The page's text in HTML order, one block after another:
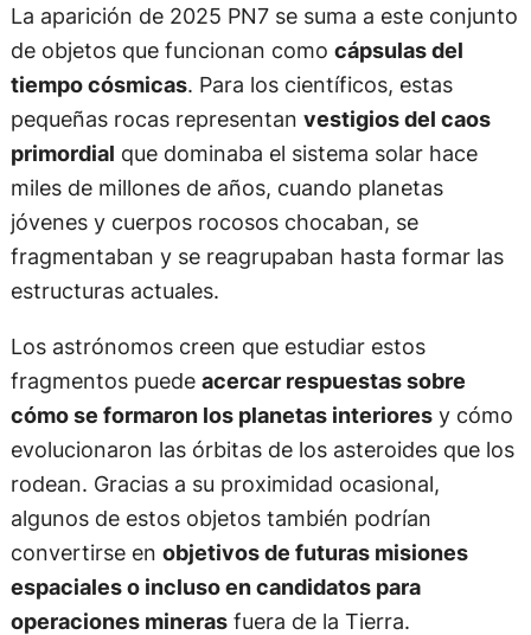
La aparición de 2025 PN7 se suma a este conjunto
de objetos que funcionan como cápsulas del
tiempo cósmicas. Para los científicos, estas
pequeñas rocas representan vestigios del caos
primordial que dominaba el sistema solar hace
miles de millones de años, cuando planetas
jóvenes y cuerpos rocosos chocaban, se
fragmentaban y se reagrupaban hasta formar las
estructuras actuales.
Los astrónomos creen que estudiar estos
fragmentos puede acercar respuestas sobre
cómo se formaron los planetas interioresy cómo
evolucionaron las órbitas de los asteroides que los
rodean. Gracias a su proximidad ocasional,
algunos de estos objetos también podrían
convertirse en objetivos de futuras misiones
espaciales o incluso en candidatos para
operaciones minerasfuera de la Tierra.